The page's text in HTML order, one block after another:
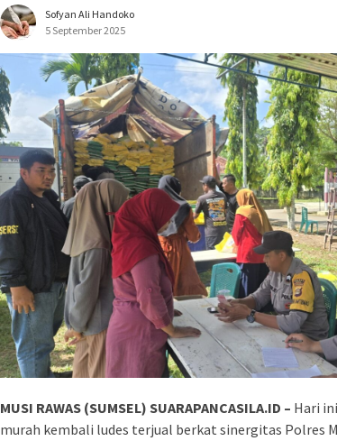
Sofyan Ali Handoko
5 September 2025
MUSI RAWAS (SUMSEL) SUARAPANCASILA.ID – Hari
murah kembali ludes terjual berkat sinergitas Polres